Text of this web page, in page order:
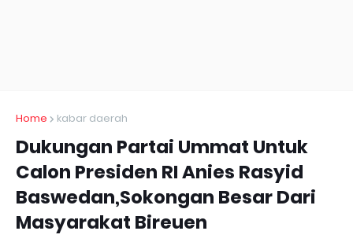
Home kabar daerah
Dukungan Partai Ummat Untuk
Calon Presiden RI Anies Rasyid
Baswedan,Sokongan Besar Dari
Masyarakat Bireuen